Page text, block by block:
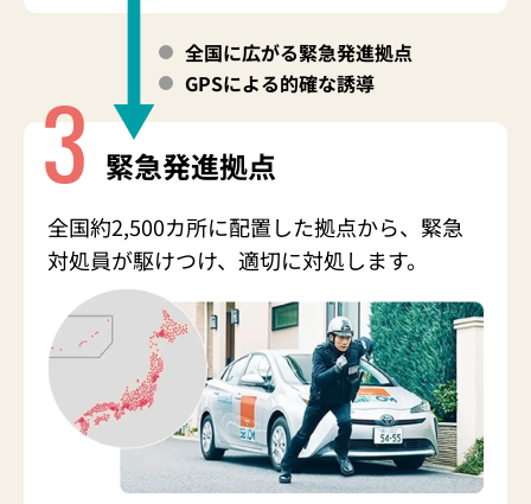
全国に広がる緊急発進拠点
GPSによる的確な誘導
緊急発進拠点
全国約2,500カ所に配置した拠点から、緊急
対処員が駆けつけ、適切に対処します。